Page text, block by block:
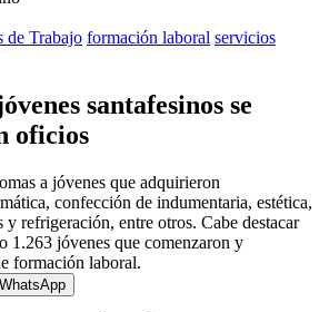
de Trabajo formación laboral servicios
santafesinos se
oficios
a jóvenes que adquirieron
confección de indumentaria, estética,
y refrigeración, entre otros. Cabe destacar
1.263 jóvenes que comenzaron y
formación laboral.
WhatsApp